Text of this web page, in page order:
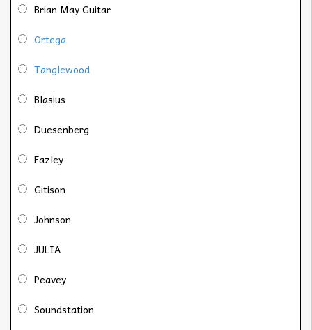
Brian May Guitar
Ortega
Tanglewood
Blasius
Duesenberg
Fazley
Gitison
Johnson
JULIA
Peavey
Soundstation